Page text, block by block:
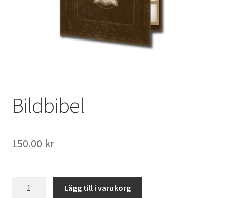
Bildbibel
150.00 kr
Lägg till i varukorg